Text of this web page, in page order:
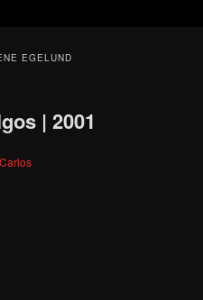
EGELUND
| 2001
Carlos